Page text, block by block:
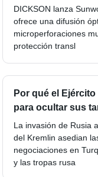
DICKSON lanza
ofrece una difusión
microperforaciones
protección transl
Por qué el
para ocultar sus
La invasión de Rusia
del Kremlin asedian
negociaciones en
y las tropas rusa